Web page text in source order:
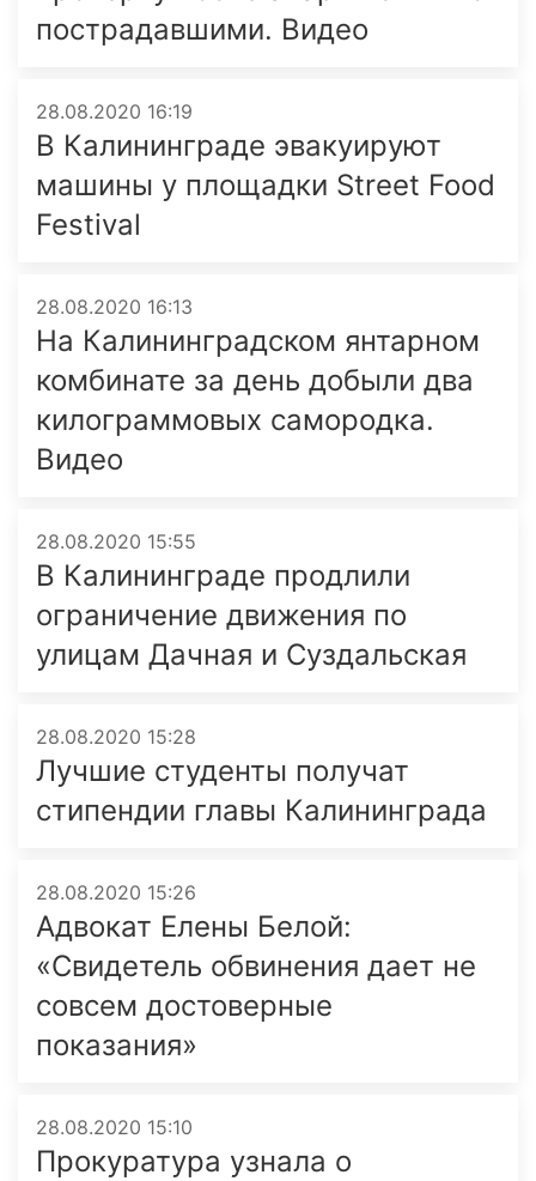
пострадавшими. Видео
28.08.2020 16:19
В Калининграде эвакуируют
машины у площадки Street Food
Festival
28.08.2020 16:13
На Калининградском янтарном
комбинате за день добыли два
килограммовых самородка.
Видео
28.08.2020 15:55
В Калининграде продлили
ограничение движения по
улицам Дачная и Суздальская
28.08.2020 15:28
Лучшие студенты получат
стипендии главы Калининграда
28.08.2020 15:26
Адвокат Елены Белой:
«Свидетель обвинения дает не
совсем достоверные
показания»
28.08.2020 15:10
Прокуратура узнала о